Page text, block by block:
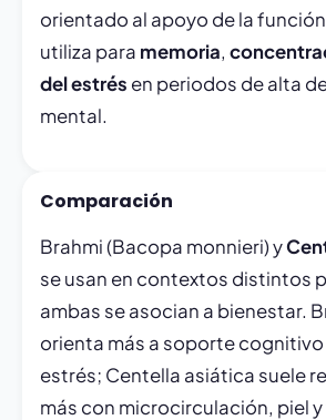
orientado al apoyo de la
utiliza para memoria,
del estrés en periodos de alta
mental.
Comparación
Brahmi (Bacopa monnieri) y
se usan en contextos distintos
ambas se asocian a bienestar.
orienta más a soporte
estrés; Centella asiática suele
más con microcirculación, piel